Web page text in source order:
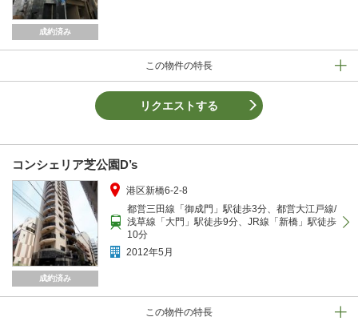
成約済み
この物件の特長
リクエストする
コンシェリア芝公園D’s
成約済み
この物件の特長
港区新橋6-2-8
都営三田線「御成門」駅徒歩3分、都営大江戸線/
浅草線「大門」駅徒歩9分、JR線「新橋」駅徒歩
10分
2012年5月